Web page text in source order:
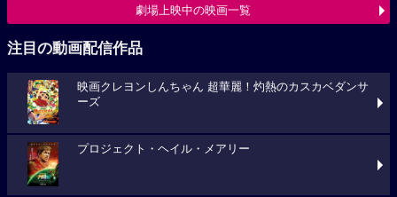
劇場上映中の映画一覧
注目の動画配信作品
映画クレヨンしんちゃん 超華麗！灼熱のカスカベダンサ
ーズ
プロジェクト・ヘイル・メアリー